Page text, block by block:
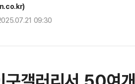
09:30